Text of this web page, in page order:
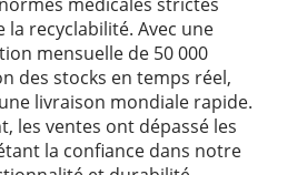
recyclabilité. Avec une
mensuelle de 50 000
des stocks en temps réel,
livraison mondiale rapide.
les ventes ont dépassé les
la confiance dans notre